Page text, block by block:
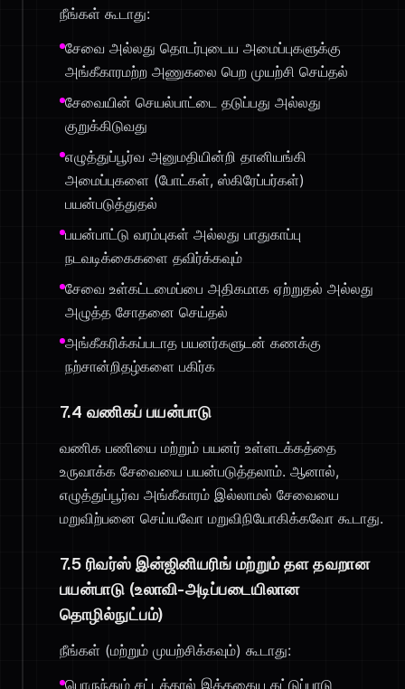
நீங்கள் கூடாது:
சேவை அல்லது தொடர்புடைய அமைப்புகளுக்கு
அங்கீகாரமற்ற அணுகலை பெற முயற்சி செய்தல்
சேவையின் செயல்பாட்டை தடுப்பது அல்லது
குறுக்கிடுவது
எழுத்துப்பூர்வ அனுமதியின்றி தானியங்கி
அமைப்புகளை (போட்கள், ஸ்கிரேப்பர்கள்)
பயன்படுத்துதல்
பயன்பாட்டு வரம்புகள் அல்லது பாதுகாப்பு
நடவடிக்கைகளை தவிர்க்கவும்
சேவை உள்கட்டமைப்பை அதிகமாக ஏற்றுதல் அல்லது
அழுத்த சோதனை செய்தல்
அங்கீகரிக்கப்படாத பயனர்களுடன் கணக்கு
நற்சான்றிதழ்களை பகிர்க
7.4 வணிகப் பயன்பாடு
வணிக பணியை மற்றும் பயனர் உள்ளடக்கத்தை
உருவாக்க சேவையை பயன்படுத்தலாம். ஆனால்,
எழுத்துப்பூர்வ அங்கீகாரம் இல்லாமல் சேவையை
மறுவிற்பனை செய்யவோ மறுவிநியோகிக்கவோ கூடாது.
7.5 ரிவர்ஸ் இன்ஜினியரிங் மற்றும் தள தவறான
பயன்பாடு (உலாவி-அடிப்படையிலான
தொழில்நுட்பம்)
நீங்கள் (மற்றும் முயற்சிக்கவும்) கூடாது:
பொருந்தும் சட்டத்தால் இத்தகைய கட்டுப்பாடு